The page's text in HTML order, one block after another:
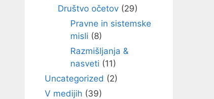
Društvo očetov(29)
Pravne in sistemske
misli (8)
Razmišljanja &
nasveti (11)
Uncategorized (2)
V medijih (39)